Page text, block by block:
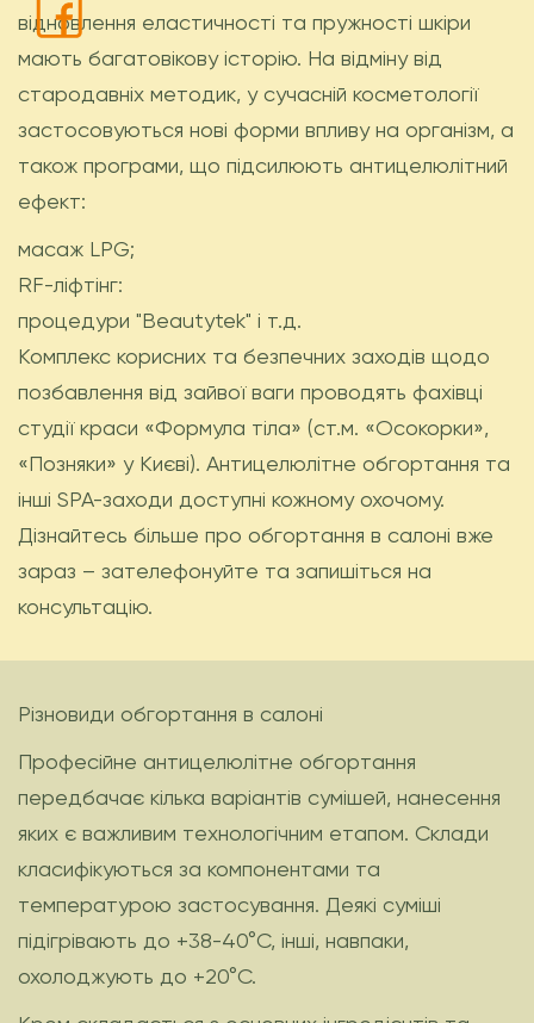
відновлення еластичності та пружності шкіри
мають багатовікову історію. На відміну від
стародавніх методик, у сучасній косметології
застосовуються нові форми впливу на організм, а
також програми, що підсилюють антицелюлітний
ефект:
масаж LPG;
RF-ліфтінг:
процедури "Beautytek" і т.д.
Комплекс корисних та безпечних заходів щодо
позбавлення від зайвої ваги проводять фахівці
студії краси «Формула тіла» (ст.м. «Осокорки»,
«Позняки» у Києві). Антицелюлітне обгортання та
інші SPA-заходи доступні кожному охочому.
Дізнайтесь більше про обгортання в салоні вже
зараз – зателефонуйте та запишіться на
консультацію.
Різновиди обгортання в салоні
Професійне антицелюлітне обгортання
передбачає кілька варіантів сумішей, нанесення
яких є важливим технологічним етапом. Склади
класифікуються за компонентами та
температурою застосування. Деякі суміші
підігрівають до +38-40°C, інші, навпаки,
охолоджують до +20°C.